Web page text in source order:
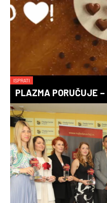
ISPRATI
PLAZMA PORUČUJE –